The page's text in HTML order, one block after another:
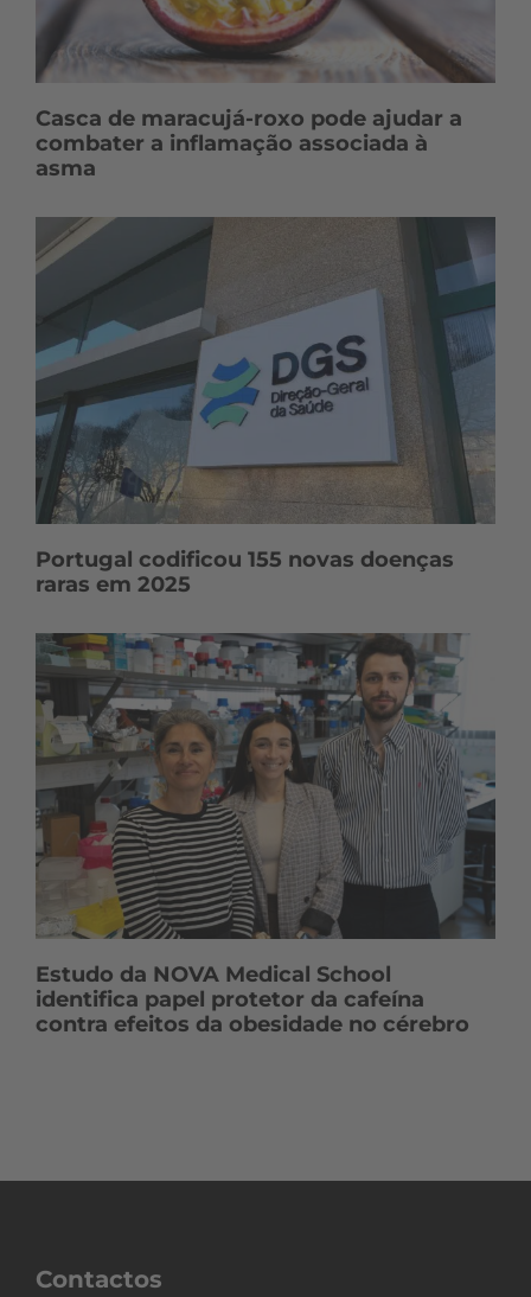
Casca de maracujá-roxo pode ajudar a
combater a inflamação associada à
asma
Portugal codificou 155 novas doenças
raras em 2025
Estudo da NOVA Medical School
identifica papel protetor da cafeína
contra efeitos da obesidade no cérebro
Contactos